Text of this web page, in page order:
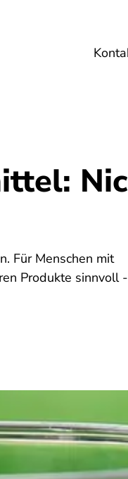
Für Menschen mit
Produkte sinnvoll